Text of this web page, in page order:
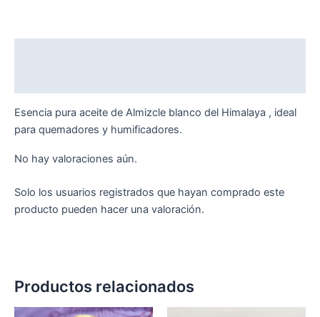
Esencia pura aceite de Almizcle blanco del Himalaya , ideal
para quemadores y humificadores.
No hay valoraciones aún.
Solo los usuarios registrados que hayan comprado este
producto pueden hacer una valoración.
Productos relacionados